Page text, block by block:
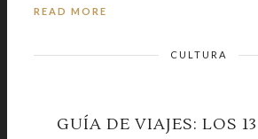
READ MORE
CULTURA
GUÍA DE VIAJES: LOS